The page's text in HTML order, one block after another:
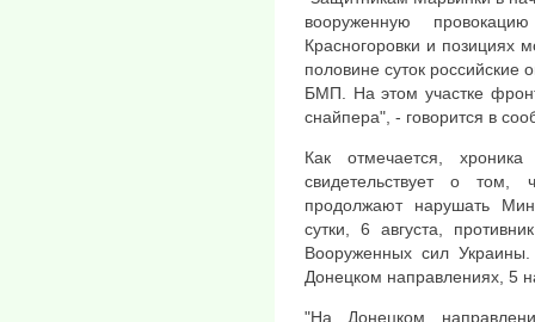
вооруженную
Красногоровки и позициях
половине суток
БМП. На этом участке
снайпера", - говорится в
Как отмечается,
свидетельствует о том,
продолжают нарушать
сутки, 6 августа,
Вооруженных сил
Донецком направлениях, 5
"На Донецком